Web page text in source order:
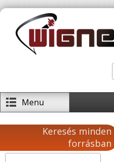
Ugrás a tartalomra
Keresés űrlap
Menu
Keresés minden
forrásban
Jelenlegi hely